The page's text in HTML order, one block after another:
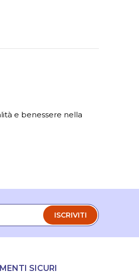
e benessere nella
ISCRIVITI
SICURI